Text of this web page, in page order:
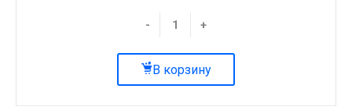
- +
В корзину